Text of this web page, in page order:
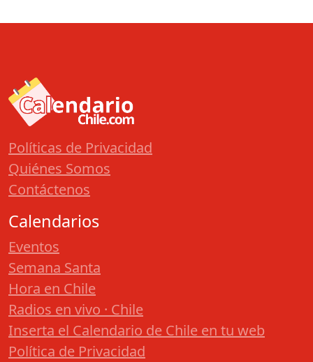
Políticas de Privacidad
Quiénes Somos
Contáctenos
Calendarios
Eventos
Semana Santa
Hora en Chile
Radios en vivo · Chile
Inserta el Calendario de Chile en tu web
Política de Privacidad